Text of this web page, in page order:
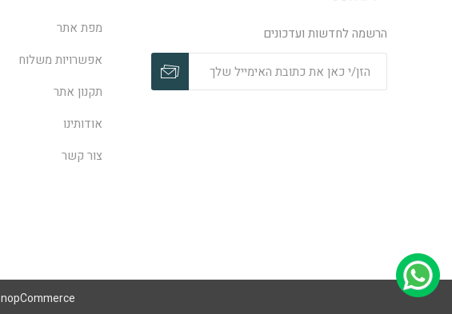
הרשמה לחדשות ועדכונים
מפת אתר
אפשרויות משלוח
תקנון אתר
אודותינו
צור קשר
nopCommerce